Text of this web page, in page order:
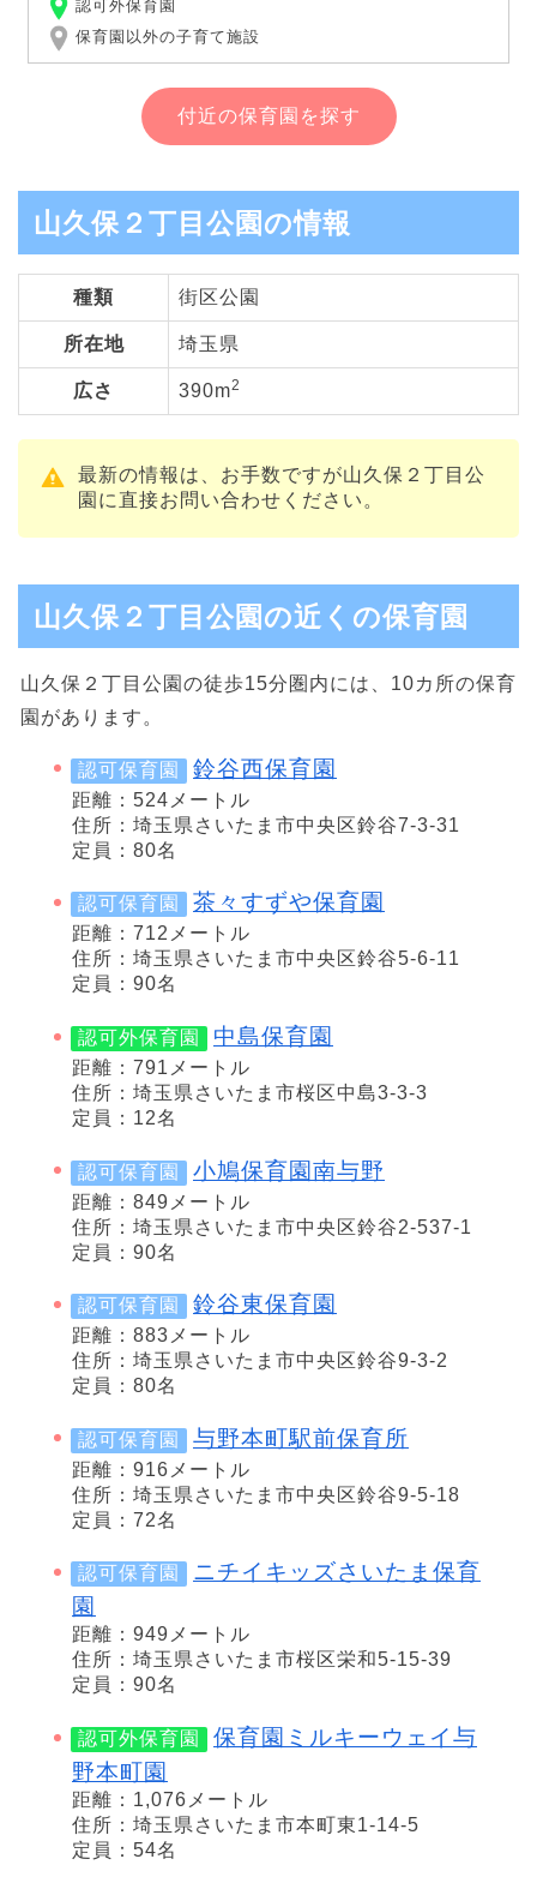
認可外保育園
保育園以外の子育て施設
付近の保育園を探す
山久保２丁目公園の情報
種類 街区公園
所在地 埼玉県
広さ 390m2
最新の情報は、お手数ですが山久保２丁目公
園に直接お問い合わせください。
山久保２丁目公園の近くの保育園
山久保２丁目公園の徒歩15分圏内には、10カ所の保育
園があります。
認可保育園 鈴谷西保育園
距離：524メートル
住所：埼玉県さいたま市中央区鈴谷7-3-31
定員：80名
認可保育園 茶々すずや保育園
距離：712メートル
住所：埼玉県さいたま市中央区鈴谷5-6-11
定員：90名
認可外保育園 中島保育園
距離：791メートル
住所：埼玉県さいたま市桜区中島3-3-3
定員：12名
認可保育園 小鳩保育園南与野
距離：849メートル
住所：埼玉県さいたま市中央区鈴谷2-537-1
定員：90名
認可保育園 鈴谷東保育園
距離：883メートル
住所：埼玉県さいたま市中央区鈴谷9-3-2
定員：80名
認可保育園 与野本町駅前保育所
距離：916メートル
住所：埼玉県さいたま市中央区鈴谷9-5-18
定員：72名
認可保育園
ニチイキッズさいたま保育
園
距離：949メートル
住所：埼玉県さいたま市桜区栄和5-15-39
定員：90名
認可外保育園
保育園ミルキーウェイ与
野本町園
距離：1,076メートル
住所：埼玉県さいたま市本町東1-14-5
定員：54名